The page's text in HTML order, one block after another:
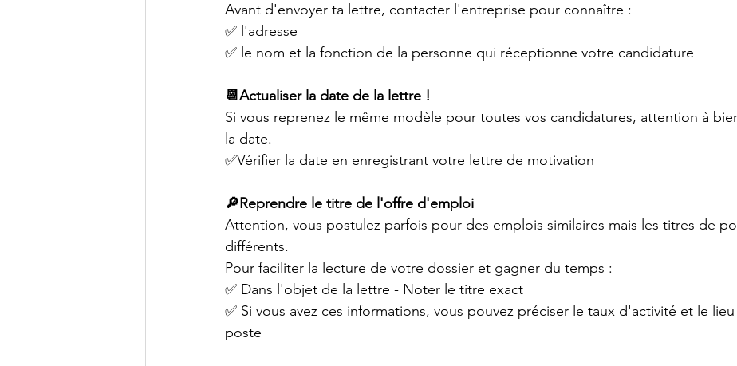
Avant d'envoyer ta lettre, contacter l'entreprise pour connaître :
✅ l'adresse
✅ le nom et la fonction de la personne qui réceptionne votre candidature
📆Actualiser la date de la lettre !
Si vous reprenez le même modèle pour toutes vos candidatures, attention à
la date.
✅Vérifier la date en enregistrant votre lettre de motivation
🔎Reprendre le titre de l'offre d'emploi
Attention, vous postulez parfois pour des emplois similaires mais les titres de
différents.
Pour faciliter la lecture de votre dossier et gagner du temps :
✅ Dans l'objet de la lettre - Noter le titre exact
✅ Si vous avez ces informations, vous pouvez préciser le taux d'activité et le
poste